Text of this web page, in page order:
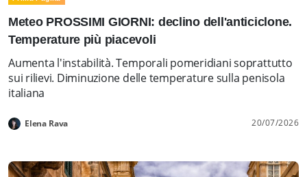
Meteo PROSSIMI GIORNI: declino dell'anticiclone.
Temperature più piacevoli
Aumenta l'instabilità. Temporali pomeridiani soprattutto
sui rilievi. Diminuzione delle temperature sulla penisola
italiana
Elena Rava 20/07/2026